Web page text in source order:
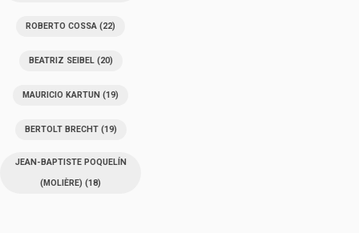
ROBERTO COSSA (22)
BEATRIZ SEIBEL(20)
MAURICIO KARTUN (19)
BERTOLT BRECHT(19)
JEAN-BAPTISTE POQUELÍN
(MOLIÈRE) (18)